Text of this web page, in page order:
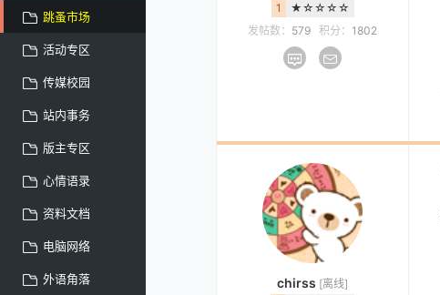
跳蚤市场
活动专区
传媒校园
站内事务
版主专区
心情语录
资料文档
电脑网络
外语角落
1
★☆☆☆☆
发帖数： 579 积分： 1802
chirss [离线]